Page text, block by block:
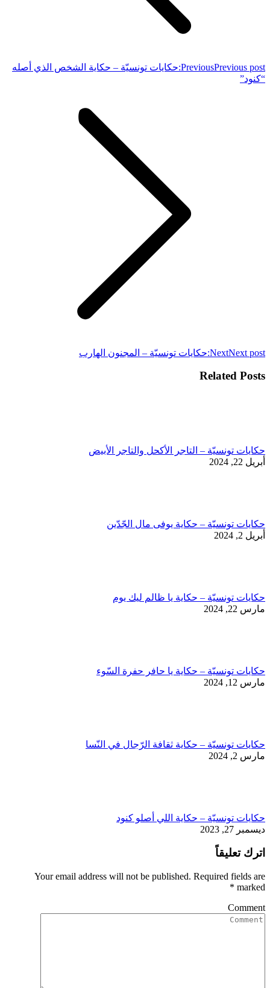
PreviousPrevious post:
حكايات تونسيّة – حكاية الشخص الذي أصله
“كنود”
NextNext post: حكايات تونسيّة – المجنون الهارب
Related Posts
حكايات تونسيّة – التاجر الأكحل والتاجر الأبيض
أبريل 22, 2024
حكايات تونسيّة – حكاية يوفى مال الجّدّين
أبريل 2, 2024
حكايات تونسيّة – حكاية يا ظالم ليك يوم
مارس 22, 2024
حكايات تونسيّة – حكاية يا حافر حفرة السّوء
مارس 12, 2024
حكايات تونسيّة – حكاية ثقافة الرّجال في النّسا
مارس 2, 2024
حكايات تونسيّة – حكاية اللي أصلو كنود
ديسمبر 27, 2023
اترك تعليقاً
Your email address will not be published. Required fields are
marked
*
Comment